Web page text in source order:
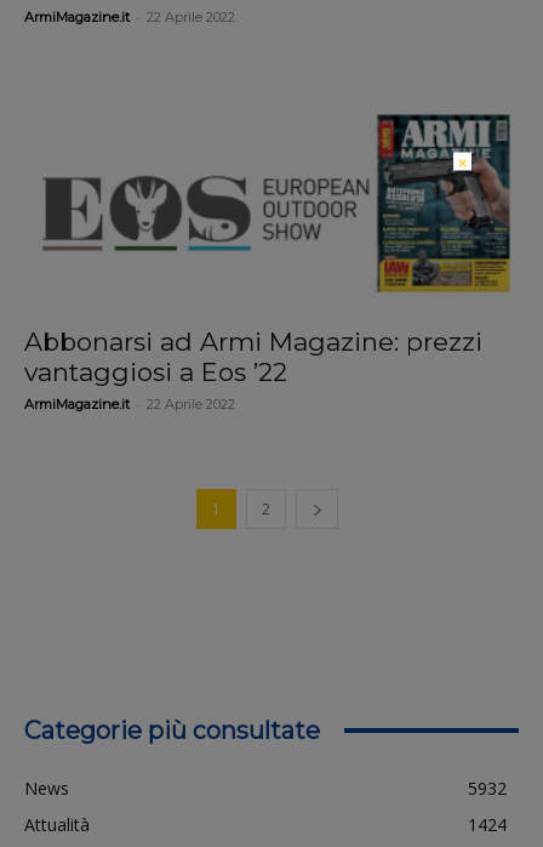
ArmiMagazine.it 22 Aprile 2022
Abbonarsi ad Armi Magazine: prezzi
vantaggiosi a Eos ’22
ArmiMagazine.it 22 Aprile 2022
1 2
Categorie più consultate
News
5932
Attualità
1424
×